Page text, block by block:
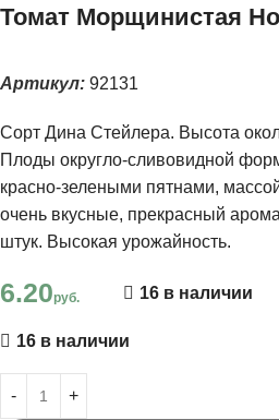
Томат Морщинистая
Артикул: 92131
Сорт Дина Стейлера. Высота
Плоды округло-сливовидной
красно-зелеными пятнами,
очень вкусные, прекрасный
штук. Высокая урожайность.
6.20руб. 16 в наличии
16 в наличии